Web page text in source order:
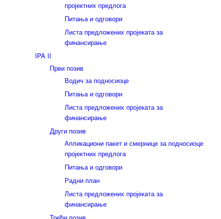
пројектних предлога
Питања и одговори
Листа предложених пројеката за
финансирање
IPA II
Први позив
Водич за подносиоце
Питања и одговори
Листа предложених пројеката за
финансирање
Други позив
Апликациони пакет и смернице за подносиоце
пројектних предлога
Питања и одговори
Радни план
Листа предложених пројеката за
финансирање